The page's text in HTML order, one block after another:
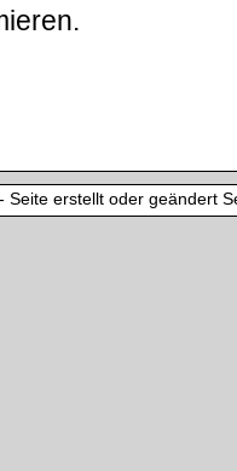
Seite erstellt oder geändert